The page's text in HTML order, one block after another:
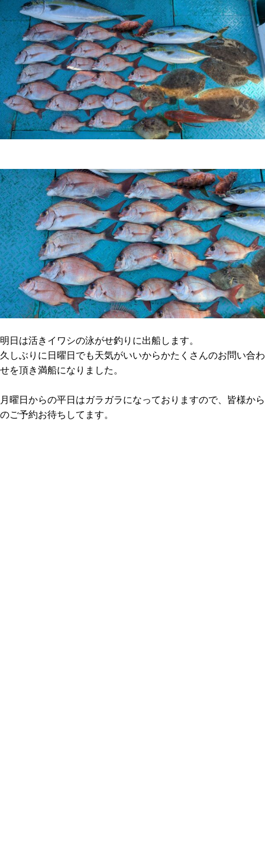
明日は活きイワシの泳がせ釣りに出船します。
久しぶりに日曜日でも天気がいいからかたくさんのお問い合わ
せを頂き満船になりました。
月曜日からの平日はガラガラになっておりますので、皆様から
のご予約お待ちしてます。